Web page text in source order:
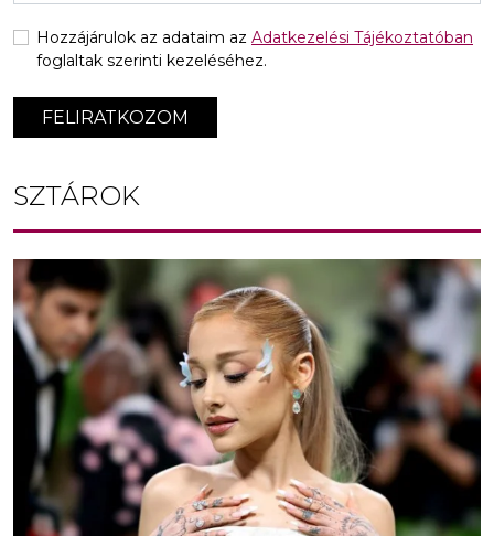
FELIRATKOZOM
Hozzájárulok az adataim az Adatkezelési Tájékoztatóban
foglaltak szerinti kezeléséhez.
SZTÁROK